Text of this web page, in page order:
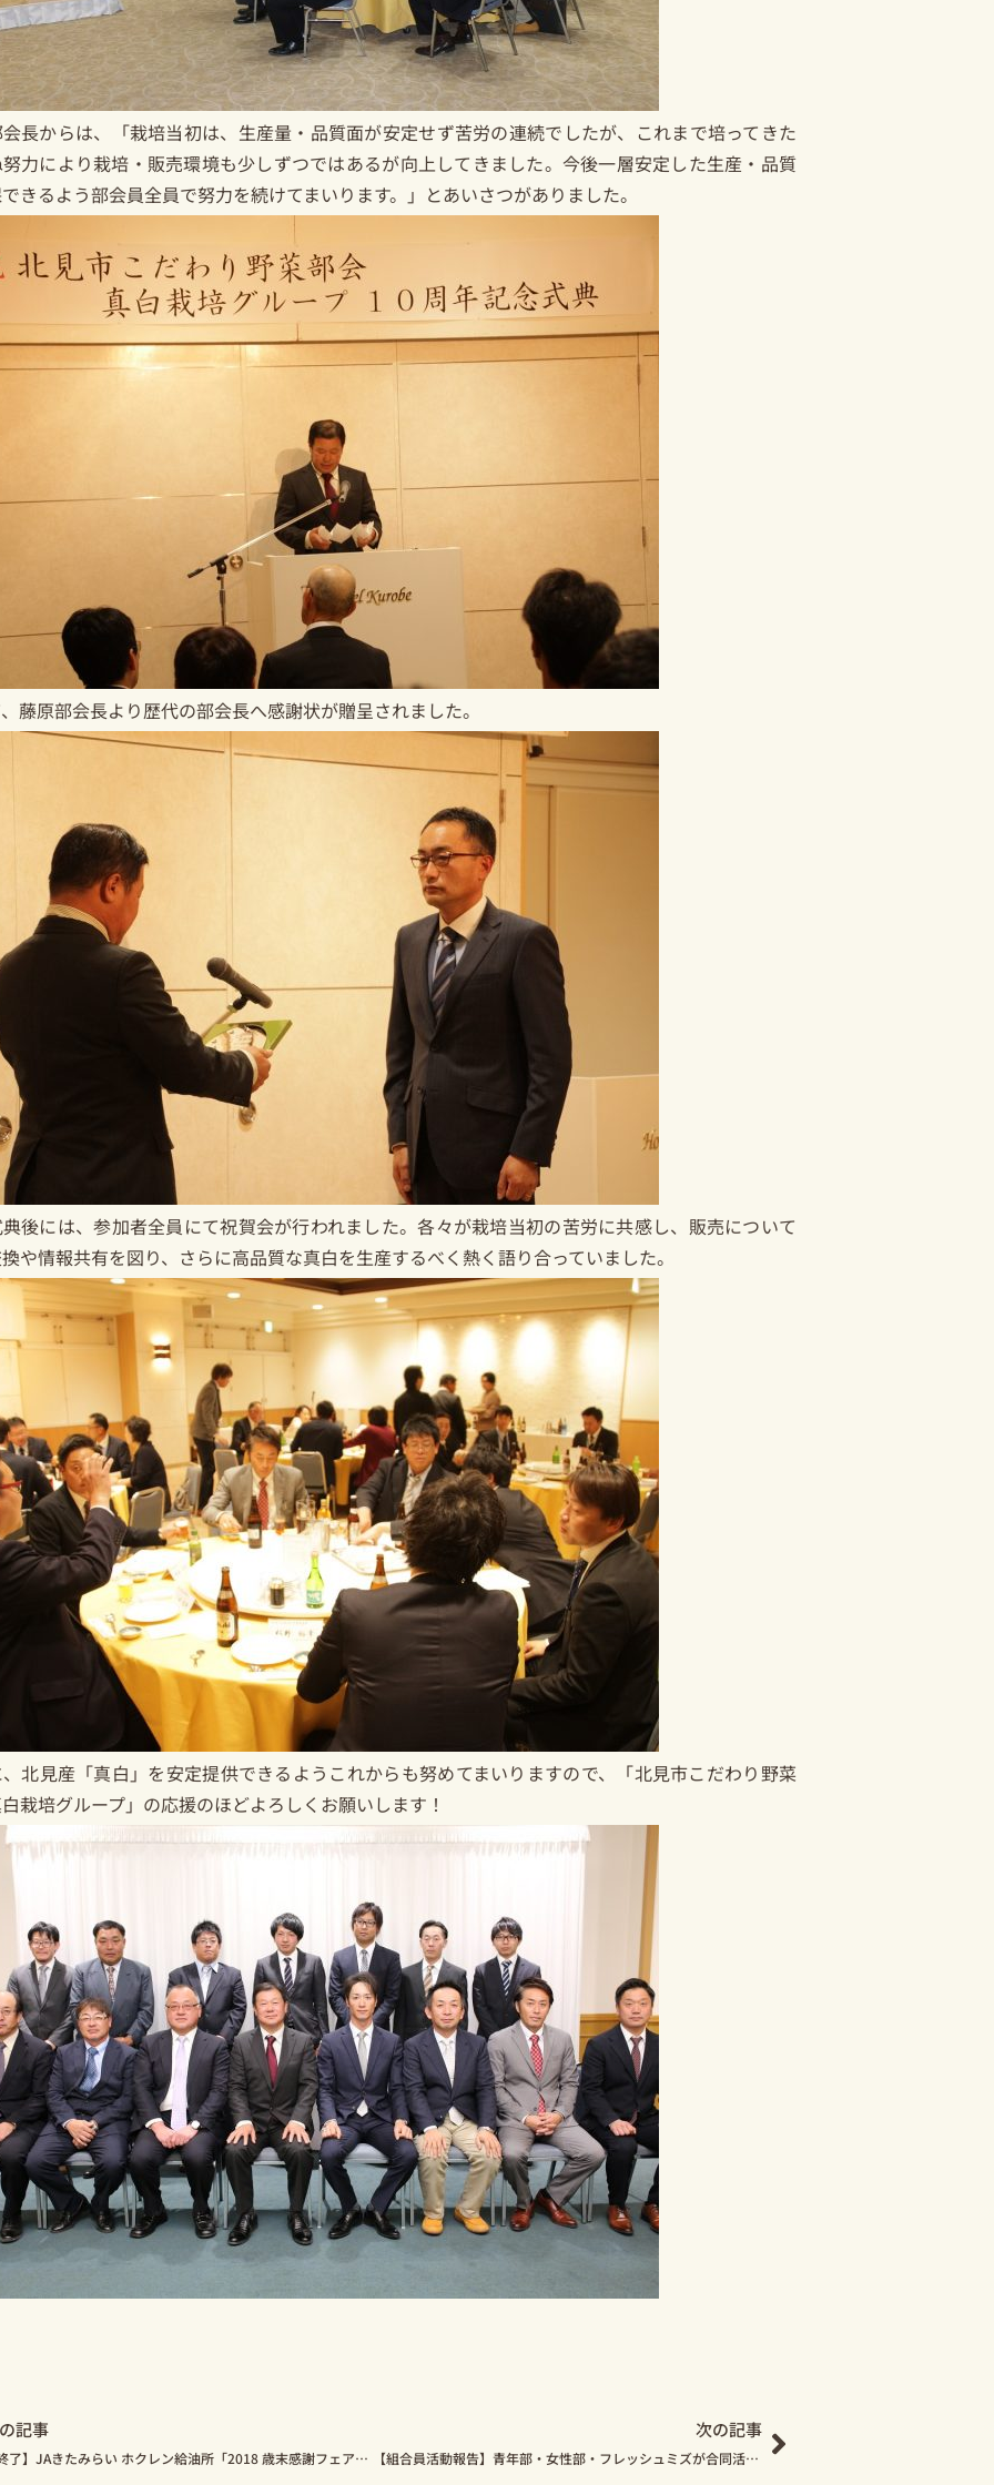
長からは、「栽培当初は、生産量・品質面が安定せず苦労の連続でしたが、これまで培ってきた
力により栽培・販売環境も少しずつではあるが向上してきました。今後一層安定した生産・品質
きるよう部会員全員で努力を続けてまいります。」とあいさつがありました。
藤原部会長より歴代の部会長へ感謝状が贈呈されました。
後には、参加者全員にて祝賀会が行われました。各々が栽培当初の苦労に共感し、販売について
や情報共有を図り、さらに高品質な真白を生産するべく熱く語り合っていました。
北見産「真白」を安定提供できるようこれからも努めてまいりますので、「北見市こだわり野菜
栽培グループ」の応援のほどよろしくお願いします！
記事
【終了】JAきたみらい ホクレン給油所「2018 歳末感謝フェア」12月14日、15日開催！
次の記事
【組合員活動報告】青年部・女性部・フレッシュミズが合同活動を行いました